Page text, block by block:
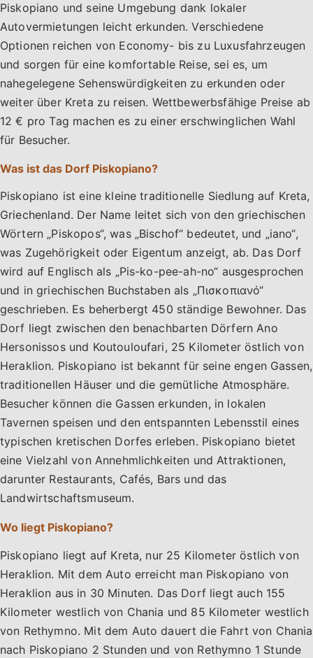
Piskopiano und seine Umgebung dank lokaler
Autovermietungen leicht erkunden. Verschiedene
Optionen reichen von Economy- bis zu Luxusfahrzeugen
und sorgen für eine komfortable Reise, sei es, um
nahegelegene Sehenswürdigkeiten zu erkunden oder
weiter über Kreta zu reisen. Wettbewerbsfähige Preise ab
12 € pro Tag machen es zu einer erschwinglichen Wahl
für Besucher.
Was ist das Dorf Piskopiano?
Piskopiano ist eine kleine traditionelle Siedlung auf Kreta,
Griechenland. Der Name leitet sich von den griechischen
Wörtern „Piskopos“, was „Bischof“ bedeutet, und „iano“,
was Zugehörigkeit oder Eigentum anzeigt, ab. Das Dorf
wird auf Englisch als „Pis-ko-pee-ah-no“ ausgesprochen
und in griechischen Buchstaben als „Πισκοπιανό“
geschrieben. Es beherbergt 450 ständige Bewohner. Das
Dorf liegt zwischen den benachbarten Dörfern Ano
Hersonissos und Koutouloufari, 25 Kilometer östlich von
Heraklion. Piskopiano ist bekannt für seine engen Gassen,
traditionellen Häuser und die gemütliche Atmosphäre.
Besucher können die Gassen erkunden, in lokalen
Tavernen speisen und den entspannten Lebensstil eines
typischen kretischen Dorfes erleben. Piskopiano bietet
eine Vielzahl von Annehmlichkeiten und Attraktionen,
darunter Restaurants, Cafés, Bars und das
Landwirtschaftsmuseum.
Wo liegt Piskopiano?
Piskopiano liegt auf Kreta, nur 25 Kilometer östlich von
Heraklion. Mit dem Auto erreicht man Piskopiano von
Heraklion aus in 30 Minuten. Das Dorf liegt auch 155
Kilometer westlich von Chania und 85 Kilometer westlich
von Rethymno. Mit dem Auto dauert die Fahrt von Chania
nach Piskopiano 2 Stunden und von Rethymno 1 Stunde